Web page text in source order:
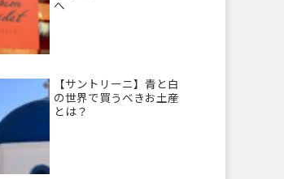
へ
【サントリーニ】青と白
の世界で買うべきお土産
とは？